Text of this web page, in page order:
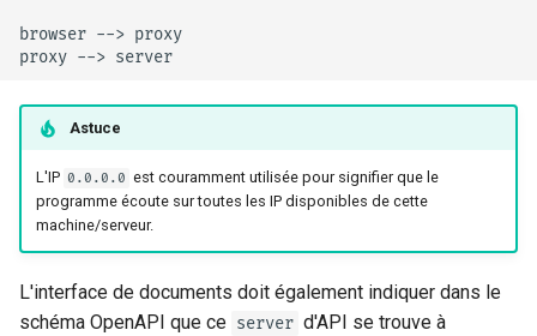
browser --> proxy
proxy --> server
Astuce
L'IP 0.0.0.0 est couramment utilisée pour signifier que le
programme écoute sur toutes les IP disponibles de cette
machine/serveur.
L'interface de documents doit également indiquer dans le
schéma OpenAPI que ce server d'API se trouve à